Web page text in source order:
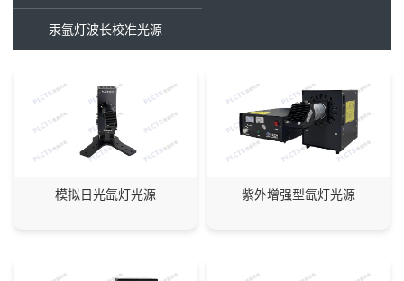
汞氩灯波长校准光源
模拟日光氙灯光源 紫外增强型氙灯光源